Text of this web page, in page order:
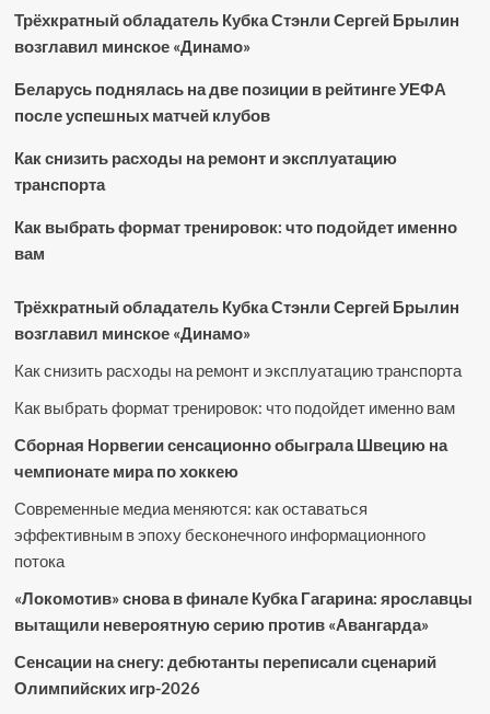
Трёхкратный обладатель Кубка Стэнли Сергей Брылин
возглавил минское «Динамо»
Беларусь поднялась на две позиции в рейтинге УЕФА
после успешных матчей клубов
Как снизить расходы на ремонт и эксплуатацию
транспорта
Как выбрать формат тренировок: что подойдет именно
вам
Трёхкратный обладатель Кубка Стэнли Сергей Брылин
возглавил минское «Динамо»
Как снизить расходы на ремонт и эксплуатацию транспорта
Как выбрать формат тренировок: что подойдет именно вам
Сборная Норвегии сенсационно обыграла Швецию на
чемпионате мира по хоккею
Современные медиа меняются: как оставаться
эффективным в эпоху бесконечного информационного
потока
«Локомотив» снова в финале Кубка Гагарина: ярославцы
вытащили невероятную серию против «Авангарда»
Сенсации на снегу: дебютанты переписали сценарий
Олимпийских игр-2026